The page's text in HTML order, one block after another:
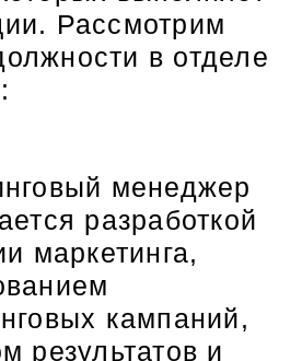
Рассмотрим
в отделе
менеджер
разработкой
маркетинга,
кампаний,
результатов и